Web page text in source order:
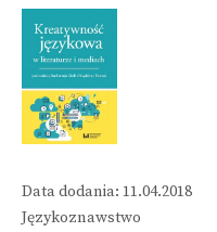
Data dodania: 11.04.2018
Językoznawstwo